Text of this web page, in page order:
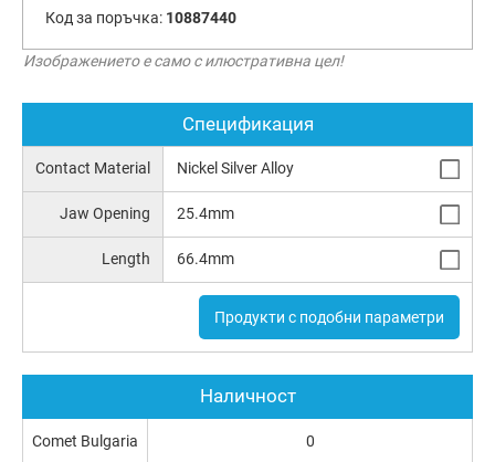
Код за поръчка: 10887440
Изображението е само с илюстративна цел!
Спецификация
Contact Material Nickel Silver Alloy
Jaw Opening 25.4mm
Length 66.4mm
Продукти с подобни параметри
Наличност
Comet Bulgaria 0